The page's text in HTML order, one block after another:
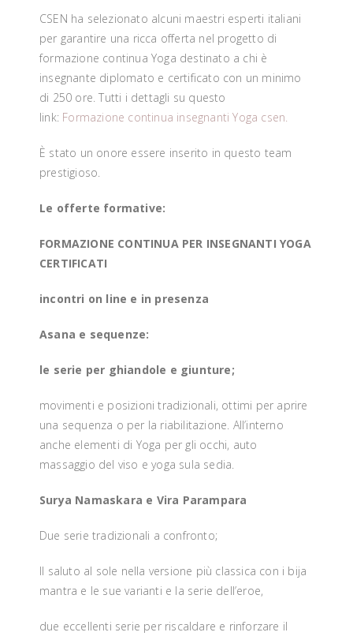
CSEN ha selezionato alcuni maestri esperti italiani
per garantire una ricca offerta nel progetto di
formazione continua Yoga destinato a chi è
insegnante diplomato e certificato con un minimo
di 250 ore. Tutti i dettagli su questo
link: Formazione continua insegnanti Yoga csen.
È stato un onore essere inserito in questo team
prestigioso.
Le offerte formative:
FORMAZIONE CONTINUA PER INSEGNANTI YOGA
CERTIFICATI
incontri on line e in presenza
Asana e sequenze:
le serie per ghiandole e giunture;
movimenti e posizioni tradizionali, ottimi per aprire
una sequenza o per la riabilitazione. All’interno
anche elementi di Yoga per gli occhi, auto
massaggio del viso e yoga sula sedia.
Surya Namaskara e Vira Parampara
Due serie tradizionali a confronto;
Il saluto al sole nella versione più classica con i bija
mantra e le sue varianti e la serie dell’eroe,
due eccellenti serie per riscaldare e rinforzare il